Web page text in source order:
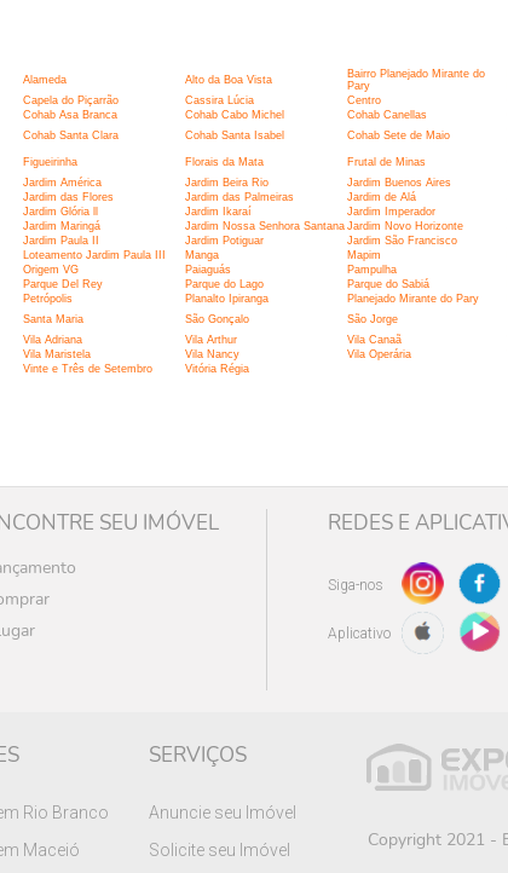
Alameda Alto da Boa Vista
Bairro Planejado Mirante do
Pary
Capela do Piçarrão Cassira Lúcia Centro
Cohab Asa Branca Cohab Cabo Michel Cohab Canellas
Cohab Santa Clara Cohab Santa Isabel Cohab Sete de Maio
Figueirinha Florais da Mata Frutal de Minas
Jardim América Jardim Beira Rio Jardim Buenos Aires
Jardim das Flores Jardim das Palmeiras Jardim de Alá
Jardim Glória ll Jardim Ikaraí Jardim Imperador
Jardim Maringá Jardim Nossa Senhora Santana Jardim Novo Horizonte
Jardim Paula II Jardim Potiguar Jardim São Francisco
Loteamento Jardim Paula III Manga Mapim
Origem VG Paiaguás Pampulha
Parque Del Rey Parque do Lago Parque do Sabiá
Petrópolis Planalto Ipiranga Planejado Mirante do Pary
Santa Maria São Gonçalo São Jorge
Vila Adriana Vila Arthur Vila Canaã
Vila Maristela Vila Nancy Vila Operária
Vinte e Três de Setembro Vitória Régia
SEU IMÓVEL REDES E
Siga-nos
Aplicativo
Rio Branco
Maceió
SERVIÇOS
Anuncie seu Imóvel
Solicite seu Imóvel
Copyright 2021 -